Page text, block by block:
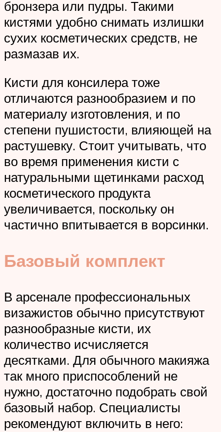
бронзера или пудры. Такими
кистями удобно снимать излишки
сухих косметических средств, не
размазав их.
Кисти для консилера тоже
отличаются разнообразием и по
материалу изготовления, и по
степени пушистости, влияющей на
растушевку. Стоит учитывать, что
во время применения кисти с
натуральными щетинками расход
косметического продукта
увеличивается, поскольку он
частично впитывается в ворсинки.
Базовый комплект
В арсенале профессиональных
визажистов обычно присутствуют
разнообразные кисти, их
количество исчисляется
десятками. Для обычного макияжа
так много приспособлений не
нужно, достаточно подобрать свой
базовый набор. Специалисты
рекомендуют включить в него: